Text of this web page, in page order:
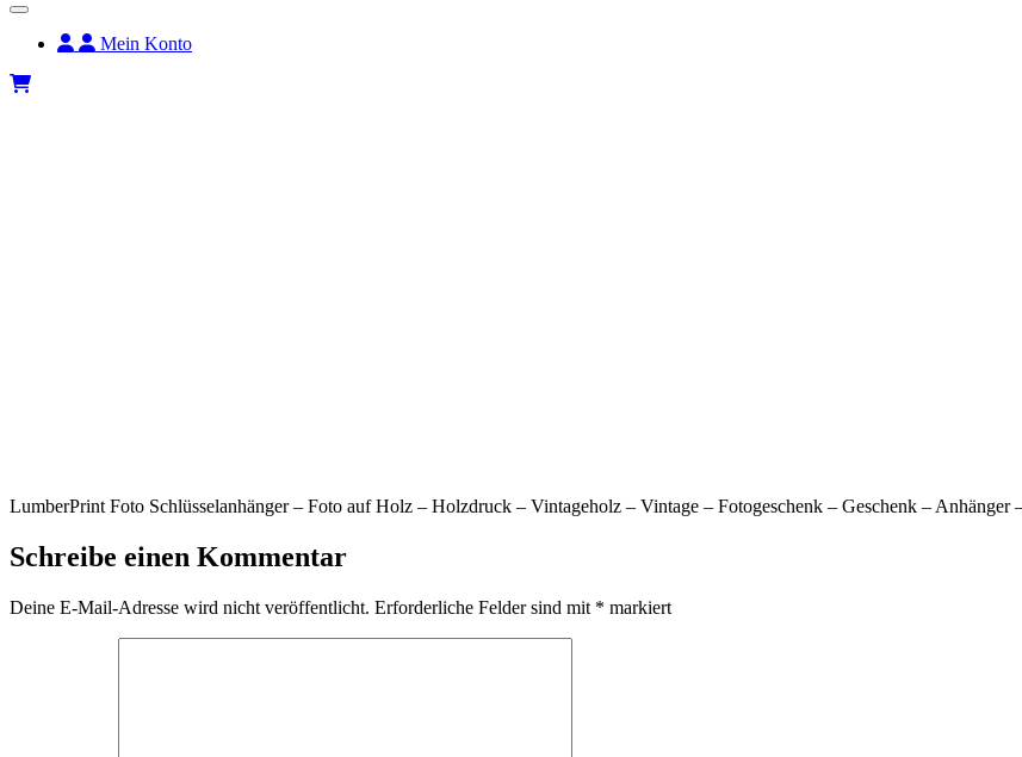
Mein Konto
LumberPrint Foto Schlüsselanhänger – Foto auf Holz – Holzdruck – Vintageholz – Vintage – Fotogeschenk – Geschenk – Anhänger
Schreibe einen Kommentar
Deine E-Mail-Adresse wird nicht veröffentlicht. Erforderliche Felder sind mit * markiert